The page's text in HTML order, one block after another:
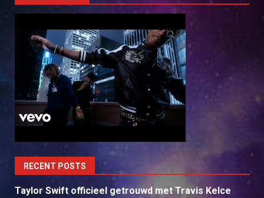
RECENT POSTS
Taylor Swift officieel getrouwd met Travis Kelce